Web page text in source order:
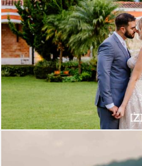
1973